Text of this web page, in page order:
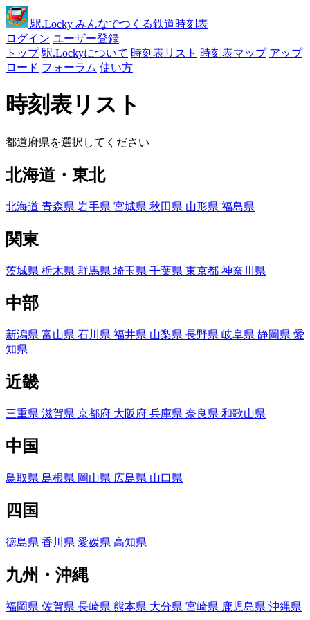
駅.Locky みんなでつくる鉄道時刻表
ログイン ユーザー登録
トップ 駅.Lockyについて 時刻表リスト 時刻表マップ アップ
ロード フォーラム 使い方
時刻表リスト
都道府県を選択してください
北海道・東北
北海道 青森県 岩手県 宮城県 秋田県 山形県 福島県
関東
茨城県 栃木県 群馬県 埼玉県 千葉県 東京都 神奈川県
中部
新潟県 富山県 石川県 福井県 山梨県 長野県 岐阜県 静岡県 愛
知県
近畿
三重県 滋賀県 京都府 大阪府 兵庫県 奈良県 和歌山県
中国
鳥取県 島根県 岡山県 広島県 山口県
四国
徳島県 香川県 愛媛県 高知県
九州・沖縄
福岡県 佐賀県 長崎県 熊本県 大分県 宮崎県 鹿児島県 沖縄県